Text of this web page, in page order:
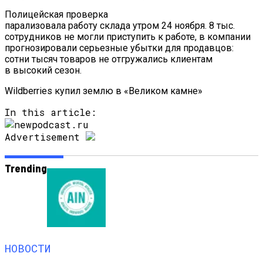
Полицейская проверка
парализовала работу склада утром 24 ноября. 8 тыс.
сотрудников не могли приступить к работе, в компании
прогнозировали серьезные убытки для продавцов:
сотни тысяч товаров не отгружались клиентам
в высокий сезон.
Wildberries купил землю в «Великом камне»
In this article:
Advertisement
Trending
НОВОСТИ